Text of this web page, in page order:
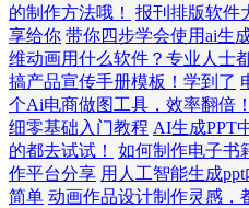
的制作方法哦！
报刊排版软件
享给你 带你四步学会使用ai生
维动画用什么软件？专业人士
搞产品宣传手册模板！学到了
个Ai电商做图工具，效率翻倍！
细零基础入门教程 AI生成PPT
的都去试试！
如何制作电子书
作平台分享 用人工智能生成
简单 动画作品设计制作灵感，